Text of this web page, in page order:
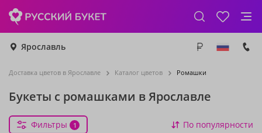
Ярославль
Доставка цветов в Ярославле Каталог цветов Ромашки
Букеты с ромашками в Ярославле
Фильтры 1 По популярности